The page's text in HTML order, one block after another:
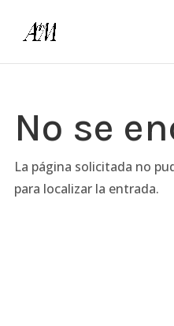
No se
La página solicitada no
para localizar la entrada.